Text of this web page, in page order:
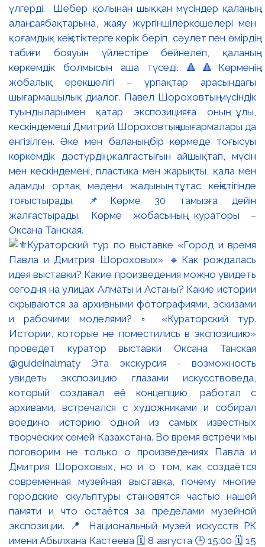
үлгерді. Шебер қолынан шыққан мүсіндер қаланың
алаң-саябақтарына, жаяу жүргіншілеркөшелері мен
қоғамдық кеңістіктерге көрік беріп, сәулет пен өмірдің
табиғи бояуын үйлестіре бейнелеп, қаланың
көркемдік болмысын аша түседі. 🔺🔺Көрменің
жобалық ерекшелігі – ұрпақтар арасындағы
шығармашылық диалог. Павел Шороховтың мүсіндік
туындыларымен қатар экспозицияға оның ұлы,
кескіндемеші Дмитрий Шороховтың шығармалары да
енгізілген. Әке мен баланың бір көрмеде тоғысуы
көркемдік дәстүрдің жалғастығын айшықтап, мүсін
мен кескіндемені, пластика мен жарықты, қала мен
адамды ортақ мәдени жадының тұтас кеңістігінде
тоғыстырады. 📌Көрме 30 тамызға дейін
жалғастырады. Көрме жобасының кураторы –
Оксана Танская.